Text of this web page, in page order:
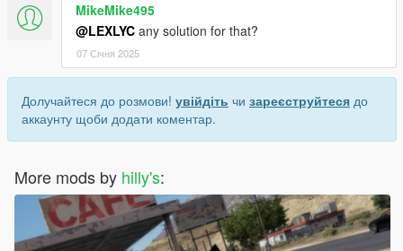
MikeMike495
@LEXLYC any solution for that?
07 Січня 2025
Долучайтеся до розмови! увійдіть чи зареєструйтеся до
аккаунту щоби додати коментар.
More mods by hilly's: